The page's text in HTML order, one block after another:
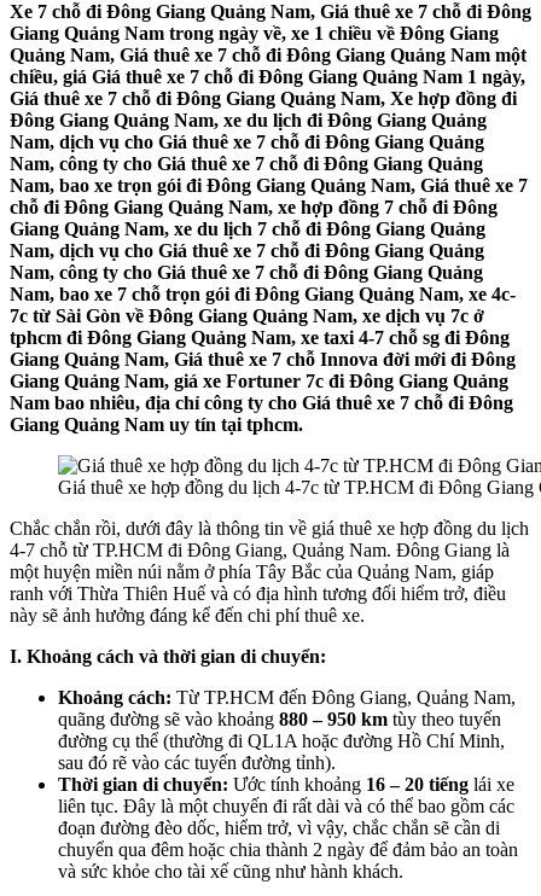
Xe 7 chỗ đi Đông Giang Quảng Nam, Giá thuê xe 7 chỗ đi Đông
Giang Quảng Nam trong ngày về, xe 1 chiều về Đông Giang
Quảng Nam, Giá thuê xe 7 chỗ đi Đông Giang Quảng Nam một
chiều, giá Giá thuê xe 7 chỗ đi Đông Giang Quảng Nam 1 ngày,
Giá thuê xe 7 chỗ đi Đông Giang Quảng Nam, Xe hợp đồng đi
Đông Giang Quảng Nam, xe du lịch đi Đông Giang Quảng
Nam, dịch vụ cho Giá thuê xe 7 chỗ đi Đông Giang Quảng
Nam, công ty cho Giá thuê xe 7 chỗ đi Đông Giang Quảng
Nam, bao xe trọn gói đi Đông Giang Quảng Nam, Giá thuê xe 7
chỗ đi Đông Giang Quảng Nam, xe hợp đồng 7 chỗ đi Đông
Giang Quảng Nam, xe du lịch 7 chỗ đi Đông Giang Quảng
Nam, dịch vụ cho Giá thuê xe 7 chỗ đi Đông Giang Quảng
Nam, công ty cho Giá thuê xe 7 chỗ đi Đông Giang Quảng
Nam, bao xe 7 chỗ trọn gói đi Đông Giang Quảng Nam, xe 4c-
7c từ Sài Gòn về Đông Giang Quảng Nam, xe dịch vụ 7c ở
tphcm đi Đông Giang Quảng Nam, xe taxi 4-7 chỗ sg đi Đông
Giang Quảng Nam, Giá thuê xe 7 chỗ Innova đời mới đi Đông
Giang Quảng Nam, giá xe Fortuner 7c đi Đông Giang Quảng
Nam bao nhiêu, địa chỉ công ty cho Giá thuê xe 7 chỗ đi Đông
Giang Quảng Nam uy tín tại tphcm.
Giá thuê xe hợp đồng du lịch 4-7c từ TP.HCM đi Đông Giang
Chắc chắn rồi, dưới đây là thông tin về giá thuê xe hợp đồng du lịch
4-7 chỗ từ TP.HCM đi Đông Giang, Quảng Nam. Đông Giang là
một huyện miền núi nằm ở phía Tây Bắc của Quảng Nam, giáp
ranh với Thừa Thiên Huế và có địa hình tương đối hiểm trở, điều
này sẽ ảnh hưởng đáng kể đến chi phí thuê xe.
I. Khoảng cách và thời gian di chuyển:
Khoảng cách: Từ TP.HCM đến Đông Giang, Quảng Nam,
quãng đường sẽ vào khoảng 880 – 950 km tùy theo tuyến
đường cụ thể (thường đi QL1A hoặc đường Hồ Chí Minh,
sau đó rẽ vào các tuyến đường tỉnh).
Thời gian di chuyển: Ước tính khoảng 16 – 20 tiếng lái xe
liên tục. Đây là một chuyến đi rất dài và có thể bao gồm các
đoạn đường đèo dốc, hiểm trở, vì vậy, chắc chắn sẽ cần di
chuyển qua đêm hoặc chia thành 2 ngày để đảm bảo an toàn
và sức khỏe cho tài xế cũng như hành khách.